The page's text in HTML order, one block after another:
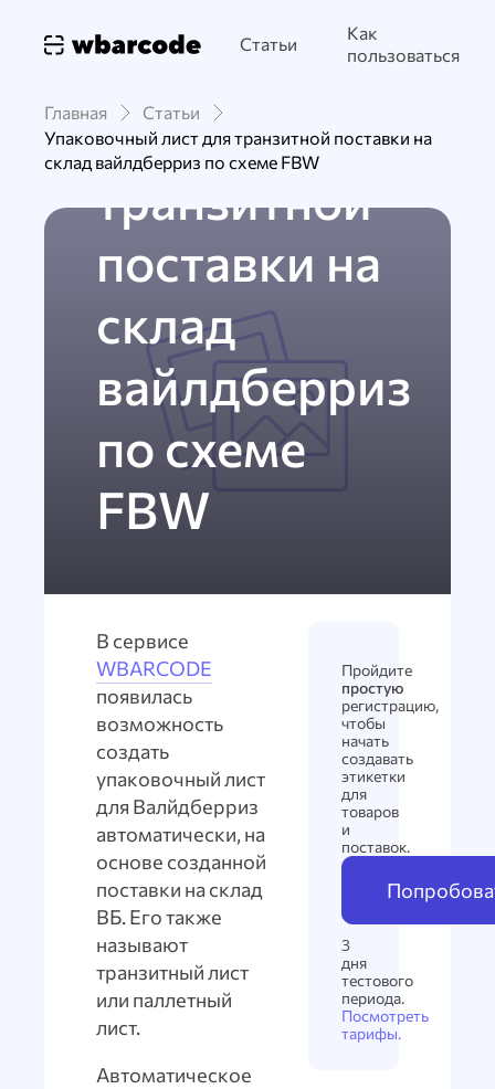
Статьи
Как
пользоваться
Главная
Статьи
Упаковочный лист для транзитной поставки на
склад вайлдберриз по схеме FBW
Упаковочный
лист для
транзитной
поставки на
склад
вайлдберриз
по схеме
FBW
В сервисе
WBARCODE
появилась
возможность
создать
упаковочный лист
для Валйдберриз
автоматически, на
основе созданной
поставки на склад
ВБ. Его также
называют
транзитный лист
или паллетный
лист.
Автоматическое
Пройдите
простую
регистрацию,
чтобы
начать
создавать
этикетки
для
товаров
и
поставок.
3
дня
тестового
периода.
Посмотреть
тарифы.